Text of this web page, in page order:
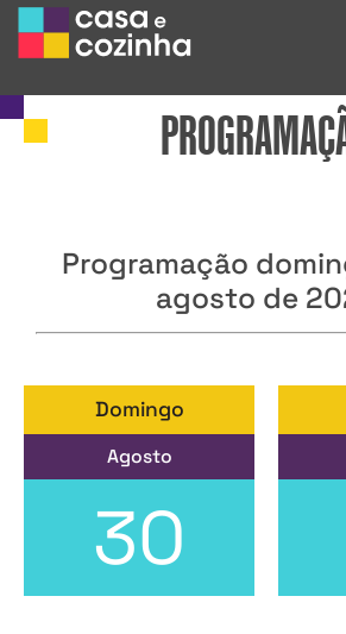
Programação
agosto de
Domingo
Agosto
30